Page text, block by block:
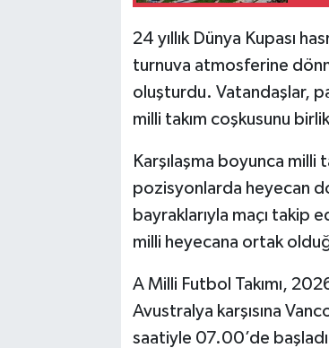
24 yıllık Dünya Kupası
turnuva atmosferine
oluşturdu. Vatandaşlar,
milli takım coşkusunu
Karşılaşma boyunca milli
pozisyonlarda heyecan
bayraklarıyla maçı takip
milli heyecana ortak
A Milli Futbol Takımı,
Avustralya karşısına
saatiyle 07.00’de başladı